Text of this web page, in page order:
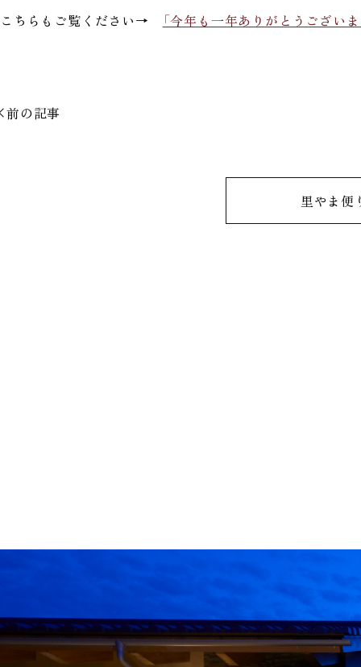
こちらもご覧ください→ 「今年も一年ありがとうございま
前の記事
里やま便